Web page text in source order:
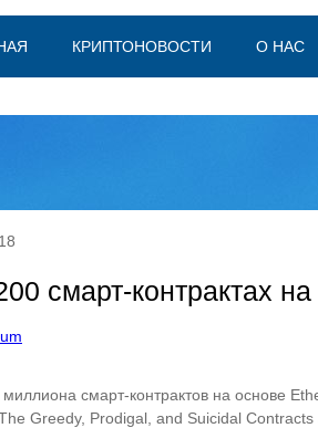
КРИПТОНОВОСТИ О НАС
смарт-контрактах
миллиона смарт-контрактов на основе
Greedy, Prodigal, and Suicidal